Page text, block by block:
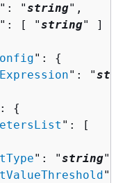
": "string",
": [ "string" ]
": {
": "
{
": [
": "string",
":